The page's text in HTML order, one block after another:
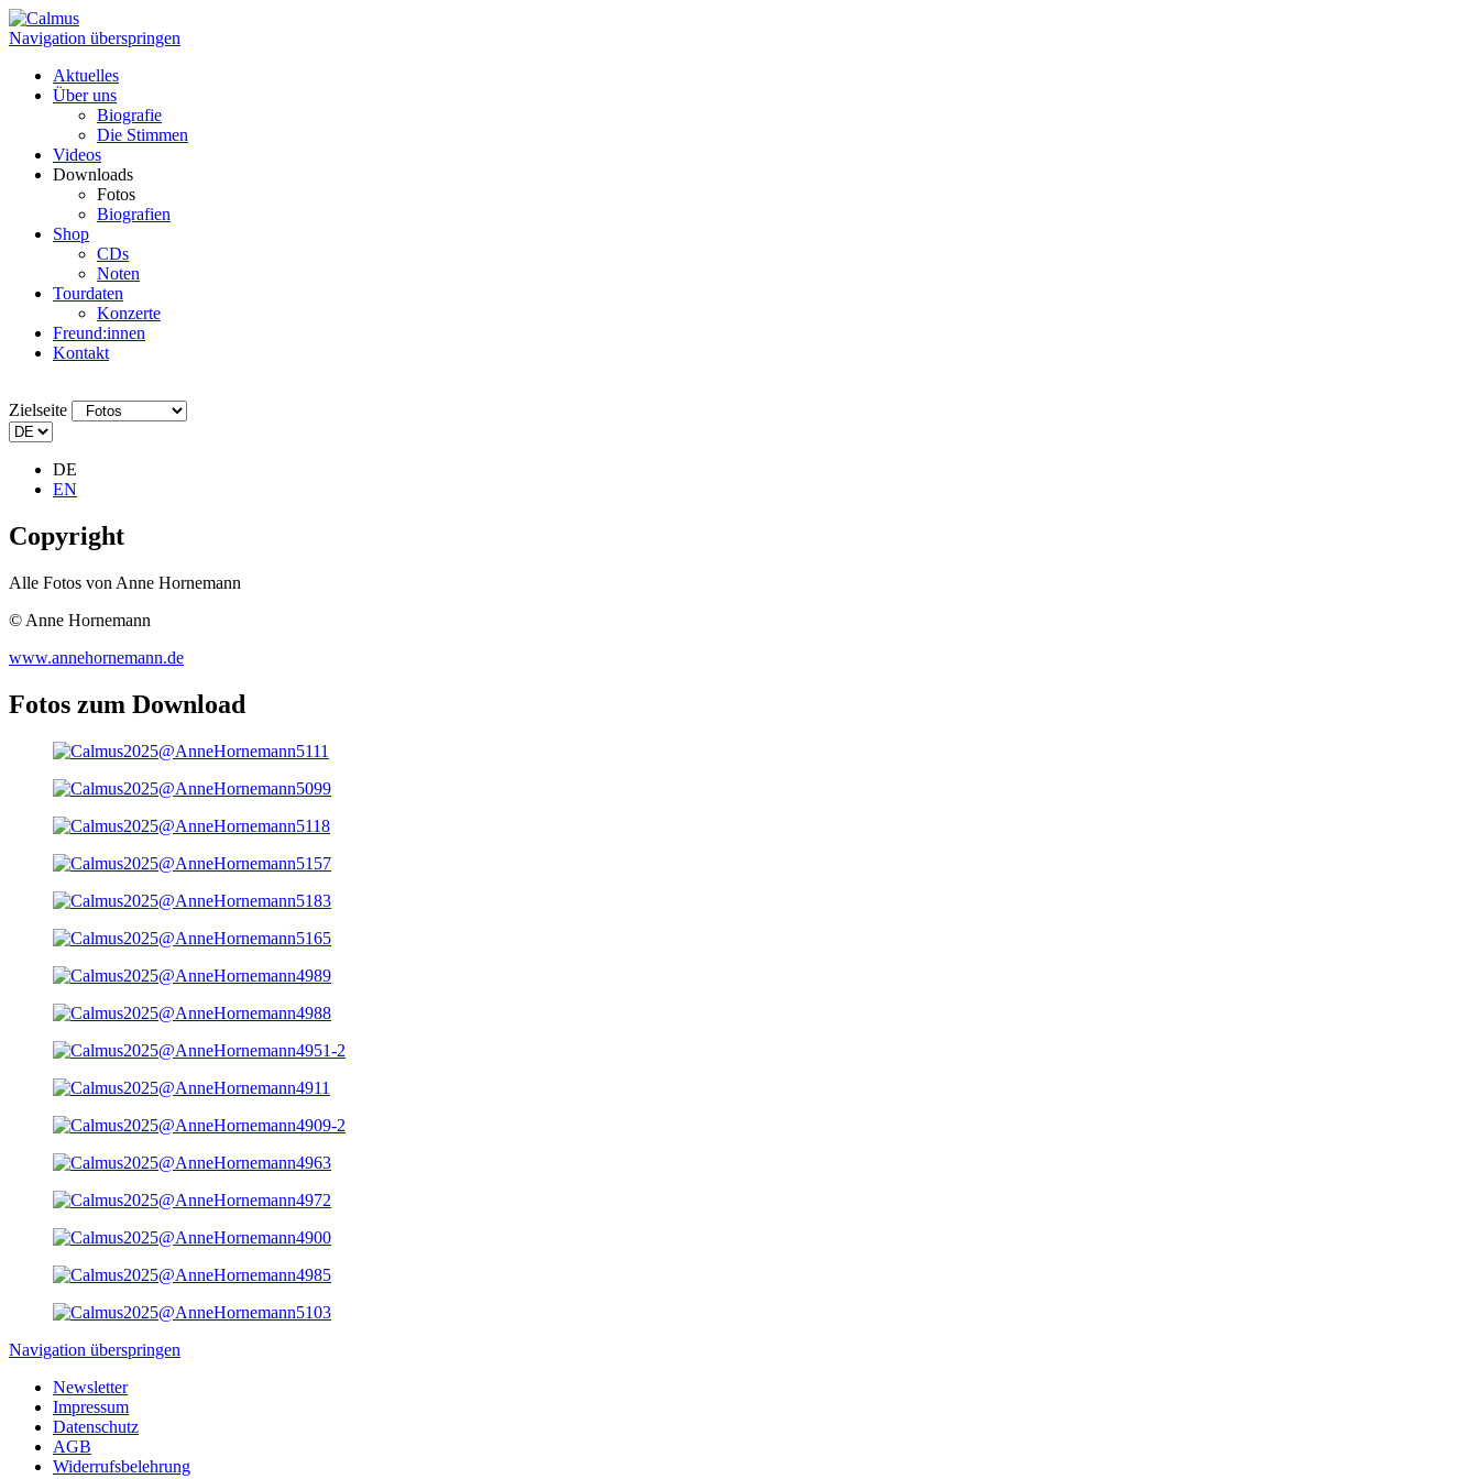
Navigation überspringen
Aktuelles
Über uns
Biografie
Die Stimmen
Videos
Downloads
Fotos
Biografien
Shop
CDs
Noten
Tourdaten
Konzerte
Freund:innen
Kontakt
Zielseite
DE
EN
Copyright
Alle Fotos von Anne Hornemann
© Anne Hornemann
www.annehornemann.de
Fotos zum Download
Navigation überspringen
Newsletter
Impressum
Datenschutz
AGB
Widerrufsbelehrung